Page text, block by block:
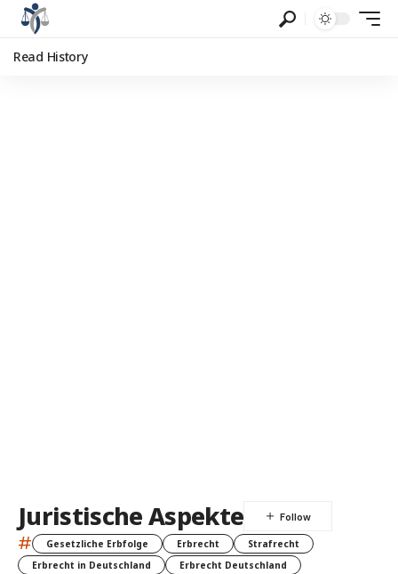
Read History
Juristische Aspekte
# Gesetzliche Erbfolge Erbrecht
Strafrecht
Erbrecht in Deutschland
Erbrecht Deutschland